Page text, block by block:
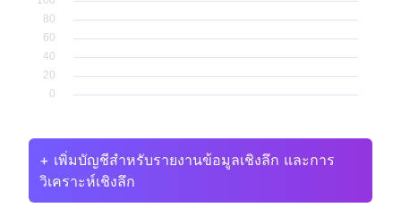
+ เพิ่มบัญชีสำหรับรายงานข้อมูลเชิงลึก และการ
วิเคราะห์เชิงลึก